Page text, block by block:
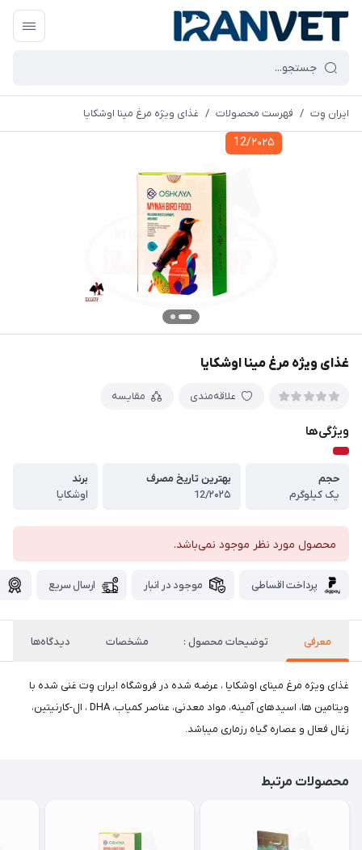
ایران وِت / فهرست محصولات / غذای ویژه مرغ مینا اوشکایا
12/۲۰۲۵
غذای ویژه مرغ مینا اوشکایا
علاقه‌مندی مقایسه
ویژگی‌ها
حجم
یک کیلوگرم
بهترین تاریخ مصرف
12/۲۰۲۵
برند
اوشکایا
محصول مورد نظر موجود نمی‌باشد.
پرداخت اقساطی موجود در انبار ارسال سریع
معرفی توضیحات محصول : مشخصات دیدگاه‌ها
غذای ویژه مرغ مینای اوشکایا ، عرضه شده در فروشگاه ایران وِت غنی شده با
ویتامین ها، اسیدهای آمینه، مواد معدنی، عناصر کمیاب، DHA ، ال-کارنیتین،
زغال فعال و عصاره گیاه رزماری میباشد.
محصولات مرتبط